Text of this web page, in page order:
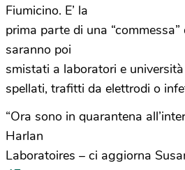
Fiumicino. E’ la
prima parte di una
saranno poi
smistati a laboratori e
spellati, trafitti da elettrodi o
“Ora sono in quarantena
Harlan
Laboratoires – ci aggiorna